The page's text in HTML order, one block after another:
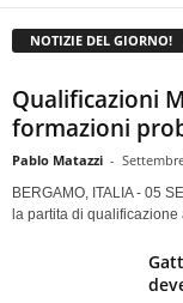
NOTIZIE DEL GIORNO!
Qualificazioni
formazioni
Pablo Matazzi -
BERGAMO, ITALIA - 05
la partita di qualificazione